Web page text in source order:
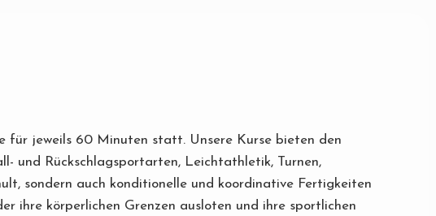
für jeweils 60 Minuten statt. Unsere Kurse bieten den
und Rückschlagsportarten, Leichtathletik, Turnen,
sondern auch konditionelle und koordinative Fertigkeiten
ihre körperlichen Grenzen ausloten und ihre sportlichen